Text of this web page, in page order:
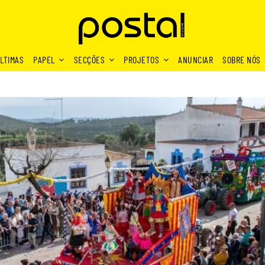
PAPEL SECÇÕES PROJETOS ANUNCIAR SOBRE NÓS